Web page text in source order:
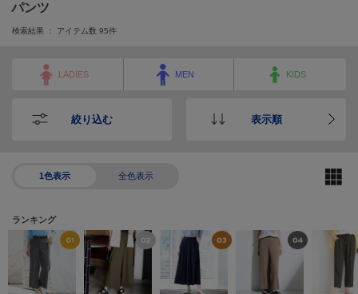
パンツ
検索結果 ： アイテム数 95件
LADIES MEN KIDS
絞り込む 表示順
1色表示 全色表示
ランキング